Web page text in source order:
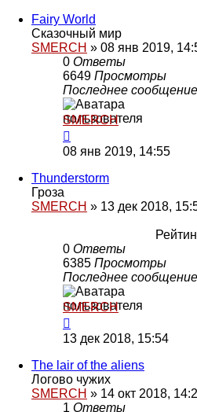
Fairy World
Сказочный мир
SMERCH » 08 янв 2019,
0 Ответы
6649 Просмотры
Последнее сообщение
SMERCH
08 янв 2019, 14:55
Thunderstorm
Гроза
SMERCH » 13 дек 2018,
0 Ответы
6385 Просмотры
Последнее сообщение
SMERCH
13 дек 2018, 15:54
The lair of the aliens
Логово чужих
SMERCH » 14 окт 2018,
1 Ответы